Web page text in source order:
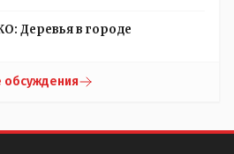
Деревья в городе
обсуждения